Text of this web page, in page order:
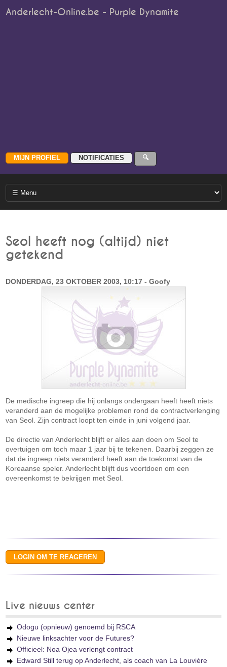
Anderlecht-Online.be - Purple Dynamite
Seol heeft nog (altijd) niet
getekend
DONDERDAG, 23 OKTOBER 2003, 10:17 - Goofy
De medische ingreep die hij onlangs ondergaan heeft heeft niets
veranderd aan de mogelijke problemen rond de contractverlenging
van Seol. Zijn contract loopt ten einde in juni volgend jaar.
De directie van Anderlecht blijft er alles aan doen om Seol te
overtuigen om toch maar 1 jaar bij te tekenen. Daarbij zeggen ze
dat de ingreep niets veranderd heeft aan de toekomst van de
Koreaanse speler. Anderlecht blijft dus voortdoen om een
overeenkomst te bekrijgen met Seol.
Live nieuws center
Odogu (opnieuw) genoemd bij RSCA
Nieuwe linksachter voor de Futures?
Officieel: Noa Ojea verlengt contract
Edward Still terug op Anderlecht, als coach van La Louvière